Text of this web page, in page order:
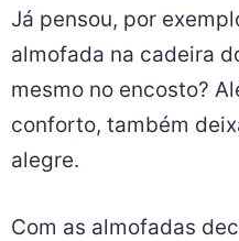
Já pensou, por
almofada na cadeira
mesmo no encosto?
conforto, também
alegre.
Com as almofadas